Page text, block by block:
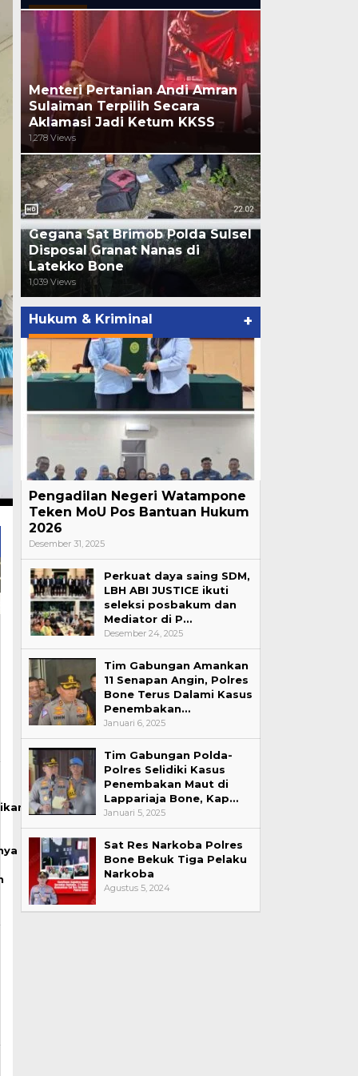
Menteri Pertanian Andi Amran
Sulaiman Terpilih Secara
Aklamasi Jadi Ketum KKSS
1,278 Views
Gegana Sat Brimob Polda Sulsel
Disposal Granat Nanas di
Latekko Bone
1,039 Views
Hukum & Kriminal +
Pengadilan Negeri Watampone
Teken MoU Pos Bantuan Hukum
2026
Desember 31, 2025
Perkuat daya saing SDM,
LBH ABI JUSTICE ikuti
seleksi posbakum dan
Mediator di P…
Desember 24, 2025
Tim Gabungan Amankan
11 Senapan Angin, Polres
Bone Terus Dalami Kasus
Penembakan…
Januari 6, 2025
Tim Gabungan Polda-
Polres Selidiki Kasus
Penembakan Maut di
Lappariaja Bone, Kap…
Januari 5, 2025
Sat Res Narkoba Polres
Bone Bekuk Tiga Pelaku
Narkoba
Agustus 5, 2024